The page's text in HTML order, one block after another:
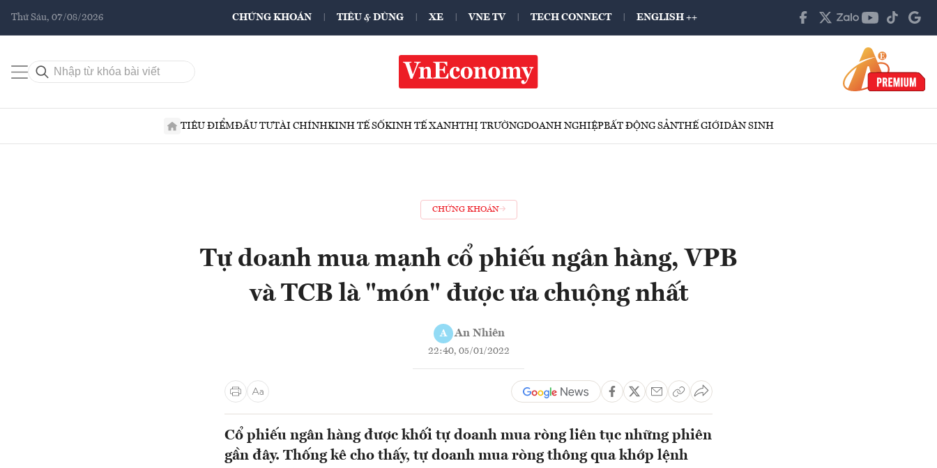
Thứ Sáu, 07/08/2026 CHỨNG KHOÁN TIÊU & DÙNG XE VNE TV TECH CONNECT ENGLISH ++
TIÊU ĐIỂMĐẦU TƯTÀI CHÍNHKINH TẾ SỐKINH TẾ XANHTHỊ TRƯỜNGDOANH NGHIỆPBẤT ĐỘNG SẢNTHẾ GIỚIDÂN SINH
CHỨNG KHOÁN
Tự doanh mua mạnh cổ phiếu ngân hàng, VPB
và TCB là "món" được ưa chuộng nhất
A An Nhiên
22:40, 05/01/2022
Cổ phiếu ngân hàng được khối tự doanh mua ròng liên tục những phiên
gần đây. Thống kê cho thấy, tự doanh mua ròng thông qua khớp lệnh